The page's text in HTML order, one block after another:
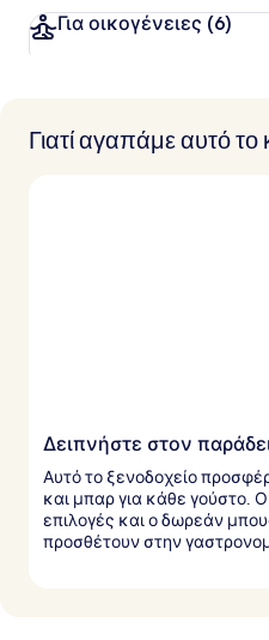
Για οικογένειες (6)
Γιατί αγαπάμε αυτό
Δειπνήστε στον
Αυτό το ξενοδοχείο
και μπαρ για κάθε γούστο.
επιλογές και ο δωρεάν
προσθέτουν στην